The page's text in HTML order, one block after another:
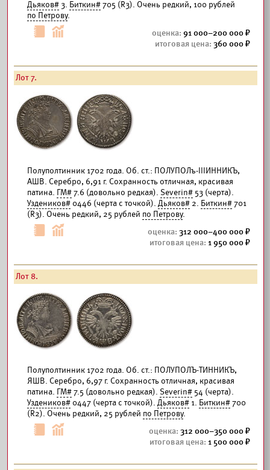
Дьяков#3. Биткин#705 (R3). Очень редкий, 100 рублей
по Петрову.
91 000–200 000
360 000
Лот 7.
Полуполтинник 1702 года. Об. ст.: ПОЛУПОЛъ-IIIИННИКЪ,
АШВ. Серебро, 6,91 г. Сохранность отличная, красивая
патина. ГМ#7.6 (довольно редкая). Severin# 53 (черта).
Уздеников# 0446 (черта с точкой). Дьяков# 2. Биткин#701
(R3). Очень редкий, 25 рублей по Петрову.
312 000–400 000
1 950 000
Лот 8.
Полуполтинник 1702 года. Об. ст.: ПОЛУПОЛЪ-ТИННИКЪ,
ЯШВ. Серебро, 6,97 г. Сохранность отличная, красивая
патина. ГМ#7.5 (довольно редкая). Severin# 54 (черта).
Уздеников# 0447 (черта с точкой). Дьяков# 1. Биткин#700
(R2). Очень редкий, 25 рублей по Петрову.
312 000–350 000
1 500 000